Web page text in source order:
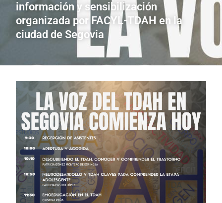
información y sensibilización
organizada por FACYL-TDAH en la
ciudad de Segovia